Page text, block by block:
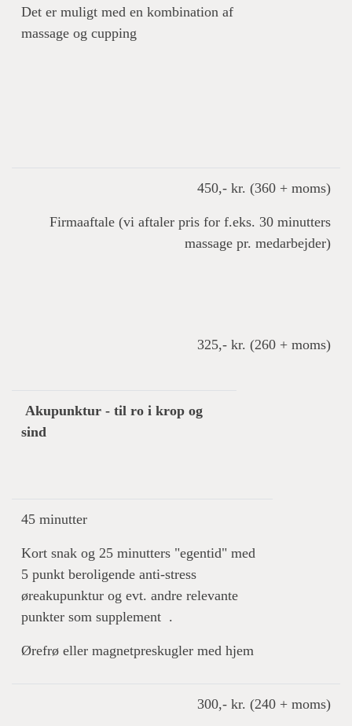
Det er muligt med en kombination af
massage og cupping
450,- kr. (360 + moms)
Firmaaftale (vi aftaler pris for f.eks. 30 minutters
massage pr. medarbejder)
325,- kr. (260 + moms)
Akupunktur - til ro i krop og
sind
45 minutter
Kort snak og 25 minutters "egentid" med
5 punkt beroligende anti-stress
øreakupunktur og evt. andre relevante
punkter som supplement .
Ørefrø eller magnetpreskugler med hjem
300,- kr. (240 + moms)